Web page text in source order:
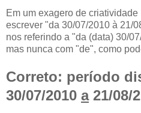
Em um exagero de
escrever "da 30/07/2010 à 21/
nos referindo a "da (data) 30/
mas nunca com "de", como
Correto: período
30/07/2010 a21/08/